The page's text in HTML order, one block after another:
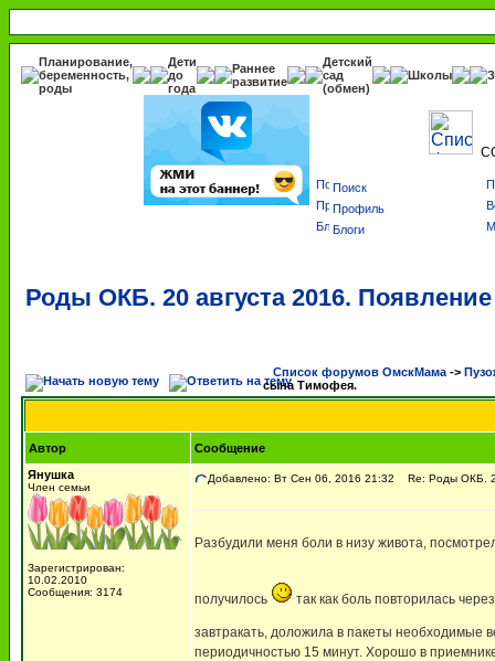
Планирование,
беременность,
роды
Дети
до
года
Раннее
развитие
Детский
сад
(обмен)
Школы
Поиск
Профиль
Блоги
Роды ОКБ. 20 августа 2016.
Список форумов ОмскМама ->
сына Тимофея.
Автор
Сообщение
Янушка
Член семьи
Зарегистрирован:
10.02.2010
Сообщения: 3174
Добавлено: Вт Сен 06, 2016 21:32 Re: Роды ОКБ.
Разбудили меня боли в низу живота,
получилось так как боль повторилась
завтракать, доложила в пакеты необходимые
периодичностью 15 минут. Хорошо в